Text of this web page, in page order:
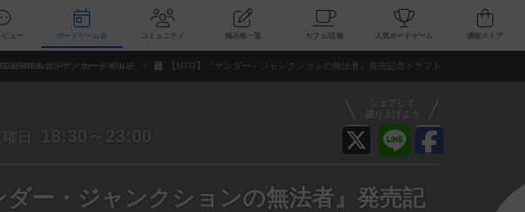
新着レビュー ボードゲーム会 コミュニティ 掲示板一覧 カフェ/店舗 人気ボードゲーム
＆FAB＆ボドゲ／カードギルド 【MTG】『サンダー・ジャンクションの無法者』発売記念ドラフト
シェアして
盛り上げよう
曜日 18:30～23:00
ダー・ジャンクションの無法者』発売記